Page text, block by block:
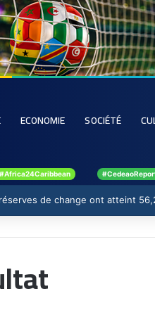
ECONOMIE SOCIÉTÉ
#Africa24Caribbean
de change ont atteint